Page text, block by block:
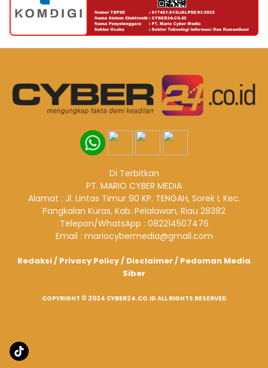
Di Terbitkan
PT. MARIO CYBER MEDIA
Alamat : Jl. Lintas Timur 90 KP. TENGAH, Sorek I, Kec.
Pangkalan Kuras, Kab. Pelalawan, Riau 28382
Telepon/WhatsApp : 082214507476
Email : mariocybermedia@gmail.com
Redaksi/ Privacy Policy/ Disclaimer/ Pedoman Media
Siber
COPYRIGHT © 2024 CYBER24.CO.ID ALL RIGHTS RESERVED